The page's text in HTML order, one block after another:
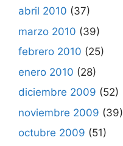
abril 2010 (37)
marzo 2010 (39)
febrero 2010 (25)
enero 2010 (28)
diciembre 2009 (52)
noviembre 2009 (39)
octubre 2009 (51)